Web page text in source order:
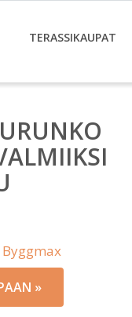
TERASSIKAUPAT
Byggmax
»